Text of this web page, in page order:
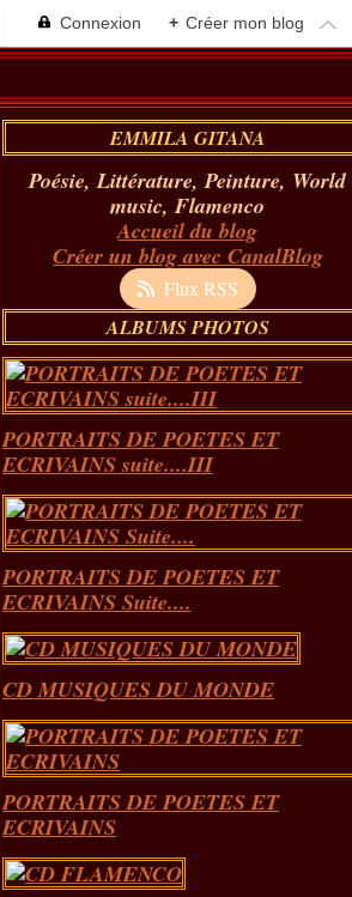
Connexion + Créer mon blog
EMMILA GITANA
Poésie, Littérature, Peinture, World
music, Flamenco
Accueil du blog
Créer un blog avec CanalBlog
Flux RSS
ALBUMS PHOTOS
PORTRAITS DE POETES ET
ECRIVAINS suite....III
PORTRAITS DE POETES ET
ECRIVAINS Suite....
CD MUSIQUES DU MONDE
PORTRAITS DE POETES ET
ECRIVAINS